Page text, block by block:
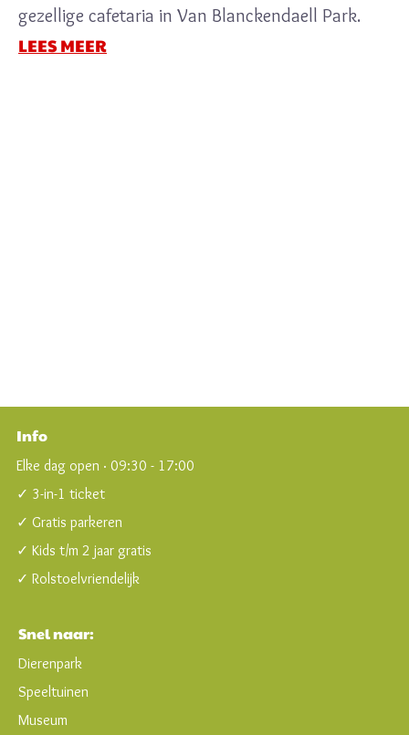
gezellige cafetaria in Van Blanckendaell Park.
LEES MEER
Info
Elke dag open · 09:30 - 17:00
✓ 3-in-1 ticket
✓ Gratis parkeren
✓ Kids t/m 2 jaar gratis
✓ Rolstoelvriendelijk
Snel naar:
Dierenpark
Speeltuinen
Museum